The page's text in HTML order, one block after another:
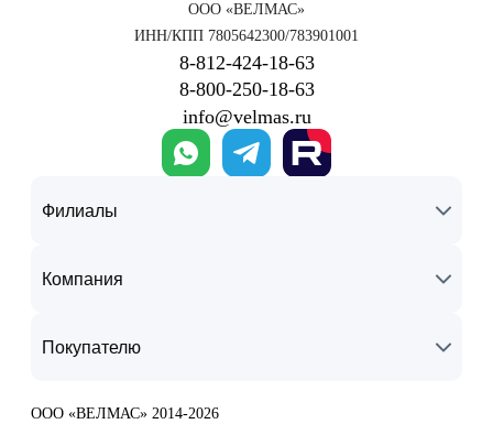
ООО «ВЕЛМАС»
ИНН/КПП 7805642300/783901001
8‑812‑424‑18‑63
8‑800‑250‑18‑63
info@velmas.ru
Филиалы
Компания
Покупателю
ООО «ВЕЛМАС» 2014-2026